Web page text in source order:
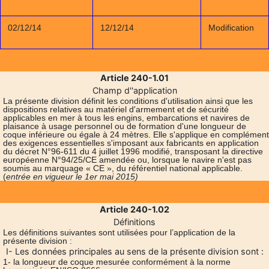
02/12/14 12/12/14 Modification
Article 240-1.01
Champ d''application
La présente division définit les conditions d'utilisation ainsi que les
dispositions relatives au matériel d'armement et de sécurité
applicables en mer à tous les engins, embarcations et navires de
plaisance à usage personnel ou de formation d'une longueur de
coque inférieure ou égale à 24 mètres. Elle s'applique en complément
des exigences essentielles s'imposant aux fabricants en application
du décret N°96-611 du 4 juillet 1996 modifié, transposant la directive
européenne N°94/25/CE amendée ou, lorsque le navire n'est pas
soumis au marquage « CE », du référentiel national applicable.
(entrée en vigueur le 1er mai 2015)
Article 240-1.02
Définitions
Les définitions suivantes sont utilisées pour l’application de la
présente division :
I- Les données principales au sens de la présente division sont :
1- la longueur de coque mesurée conformément à la norme